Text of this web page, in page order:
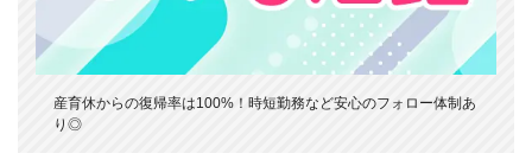
産育休からの復帰率は100%！時短勤務など安心のフォロー体制あ
り◎